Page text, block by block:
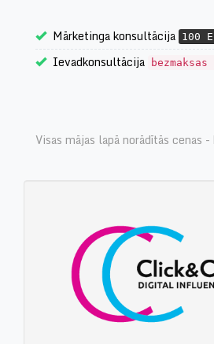
Mārketinga konsultācija 100
Ievadkonsultācija
Visas mājas lapā norādītās cenas -